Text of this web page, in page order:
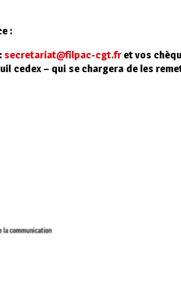
:
secretariat@filpac-cgt.fret vos
cedex – qui se chargera de les